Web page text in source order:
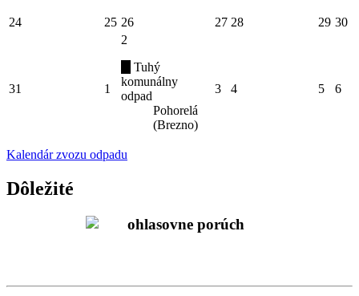
24 25 26 27 28 29 30
31 1
2
Tuhý
komunálny
odpad
Pohorelá
(Brezno)
3 4 5 6
Kalendár zvozu odpadu
Dôležité